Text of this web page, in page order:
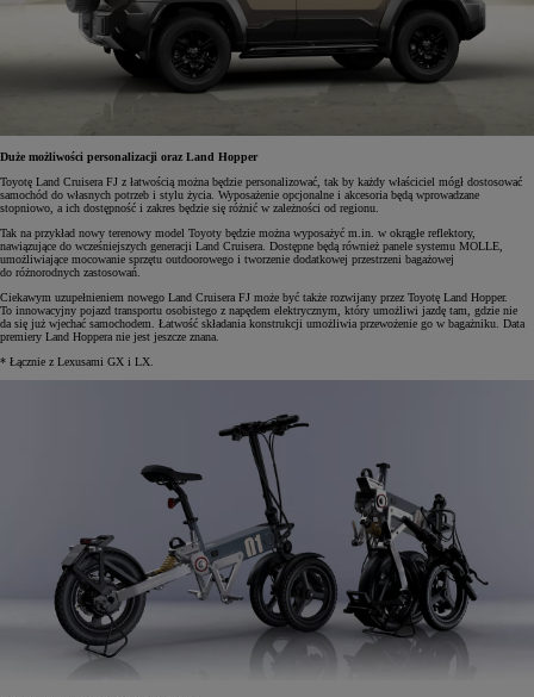
Duże możliwości personalizacji oraz Land Hopper
Toyotę Land Cruisera FJ z łatwością można będzie personalizować, tak by każdy właściciel mógł dostosować
samochód do własnych potrzeb i stylu życia. Wyposażenie opcjonalne i akcesoria będą wprowadzane
stopniowo, a ich dostępność i zakres będzie się różnić w zależności od regionu.
Tak na przykład nowy terenowy model Toyoty będzie można wyposażyć m.in. w okrągłe reflektory,
nawiązujące do wcześniejszych generacji Land Cruisera. Dostępne będą również panele systemu MOLLE,
umożliwiające mocowanie sprzętu outdoorowego i tworzenie dodatkowej przestrzeni bagażowej
do różnorodnych zastosowań.
Ciekawym uzupełnieniem nowego Land Cruisera FJ może być także rozwijany przez Toyotę Land Hopper.
To innowacyjny pojazd transportu osobistego z napędem elektrycznym, który umożliwi jazdę tam, gdzie nie
da się już wjechać samochodem. Łatwość składania konstrukcji umożliwia przewożenie go w bagażniku. Data
premiery Land Hoppera nie jest jeszcze znana.
* Łącznie z Lexusami GX i LX.